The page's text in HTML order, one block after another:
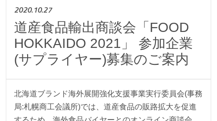
2020.10.27
道産食品輸出商談会「FOOD
HOKKAIDO 2021」 参加企業
(サプライヤー)募集のご案内
北海道ブランド海外展開強化支援事業実行委員会(事務
局:札幌商工会議所)では、道産食品の販路拡大を促進